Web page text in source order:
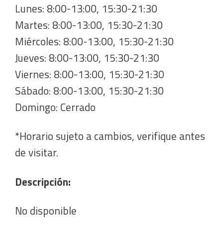
Lunes: 8:00-13:00, 15:30-21:30
Martes: 8:00-13:00, 15:30-21:30
Miércoles: 8:00-13:00, 15:30-21:30
Jueves: 8:00-13:00, 15:30-21:30
Viernes: 8:00-13:00, 15:30-21:30
Sábado: 8:00-13:00, 15:30-21:30
Domingo: Cerrado
*Horario sujeto a cambios, verifique antes
de visitar.
Descripción:
No disponible